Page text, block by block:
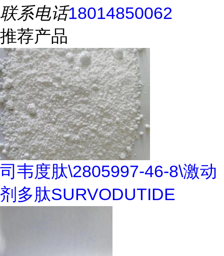
联系电话18014850062
推荐产品
司韦度肽\2805997-46-8\激动
剂多肽SURVODUTIDE